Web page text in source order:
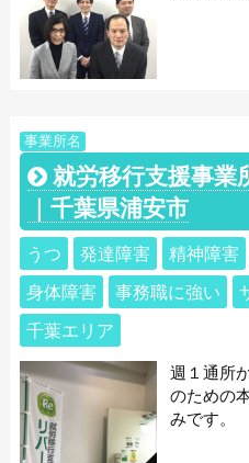
事業所名
就労移行支援事
｜千葉県浦安市
うつ 発達障害 精神障害
身体障害
事務職に強い
千葉エリア
週１通所
のための
みです。